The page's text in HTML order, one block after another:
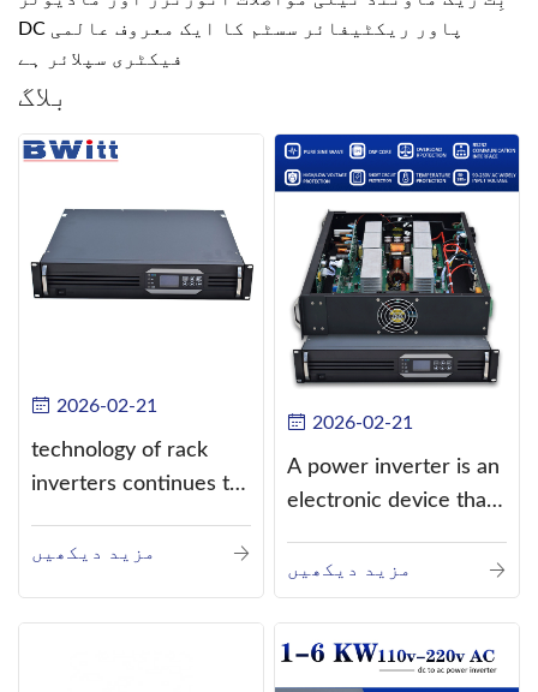
DC پاور ریکٹیفائر سسٹم کا ایک معروف عالمی
فیکٹری سپلائر ہے
بلاگ
2026-02-21
technology of rack
inverters continues to
مزید دیکھیں
2026-02-21
A power inverter is an
electronic device that
current (DC) into
alternating current
مزید دیکھیں